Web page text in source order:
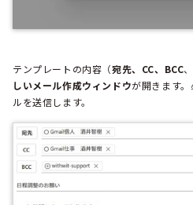
テンプレートの内容（宛先、CC、BCC
しいメール作成ウィンドウが開きます
ルを送信します。